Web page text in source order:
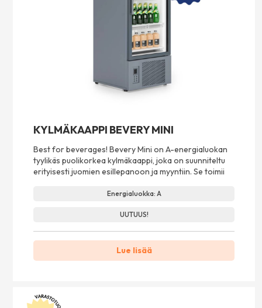
KYLMÄKAAPPI BEVERY MINI
Best for beverages! Bevery Mini on A-energialuokan
tyylikäs puolikorkea kylmäkaappi, joka on suunniteltu
erityisesti juomien esillepanoon ja myyntiin. Se toimii
Energialuokka: A
UUTUUS!
Lue lisää